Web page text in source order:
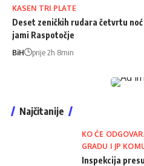
KASEN TRI PLATE
Deset zeničkih rudara četvrtu
jami Raspotočje
BiH prije 2h 8min
Najčitanije
KO ĆE
GRADU I JP
Inspekcija